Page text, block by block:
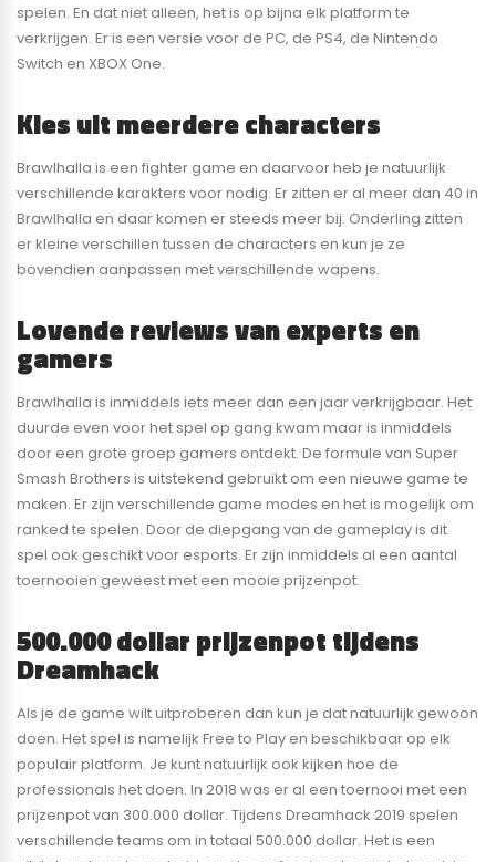
spelen. En dat niet alleen, het is op bijna elk platform te
verkrijgen. Er is een versie voor de PC, de PS4, de Nintendo
Switch en XBOX One.
Kies uit meerdere characters
Brawlhalla is een fighter game en daarvoor heb je natuurlijk
verschillende karakters voor nodig. Er zitten er al meer dan 40 in
Brawlhalla en daar komen er steeds meer bij. Onderling zitten
er kleine verschillen tussen de characters en kun je ze
bovendien aanpassen met verschillende wapens.
Lovende reviews van experts en
gamers
Brawlhalla is inmiddels iets meer dan een jaar verkrijgbaar. Het
duurde even voor het spel op gang kwam maar is inmiddels
door een grote groep gamers ontdekt. De formule van Super
Smash Brothers is uitstekend gebruikt om een nieuwe game te
maken. Er zijn verschillende game modes en het is mogelijk om
ranked te spelen. Door de diepgang van de gameplay is dit
spel ook geschikt voor esports. Er zijn inmiddels al een aantal
toernooien geweest met een mooie prijzenpot.
500.000 dollar prijzenpot tijdens
Dreamhack
Als je de game wilt uitproberen dan kun je dat natuurlijk gewoon
doen. Het spel is namelijk Free to Play en beschikbaar op elk
populair platform. Je kunt natuurlijk ook kijken hoe de
professionals het doen. In 2018 was er al een toernooi met een
prijzenpot van 300.000 dollar. Tijdens Dreamhack 2019 spelen
verschillende teams om in totaal 500.000 dollar. Het is een